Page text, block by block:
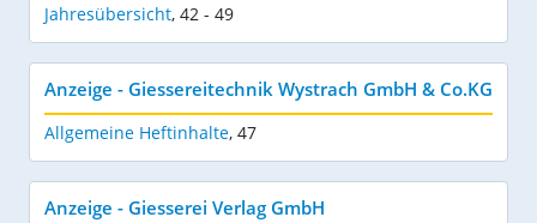
Jahresübersicht, 42 - 49
Anzeige - Giessereitechnik Wystrach GmbH & Co.KG
Allgemeine Heftinhalte, 47
Anzeige - Giesserei Verlag GmbH